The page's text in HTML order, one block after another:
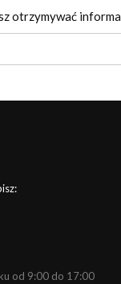
otrzymywać
od 9:00 do 17:00